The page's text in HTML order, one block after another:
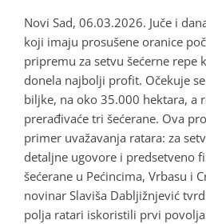
Novi Sad, 06.03.2026. Juče i
koji imaju prosušene oranice
pripremu za setvu šećerne repe
donela najbolji profit. Očekuje
biljke, na oko 35.000 hektara, a
prerađivaće tri šećerane. Ova
primer uvažavanja ratara: za
detaljne ugovore i predsetveno
šećerane u Pećincima, Vrbasu i
novinar Slaviša Dabljižnjević
polja ratari iskoristili prvi